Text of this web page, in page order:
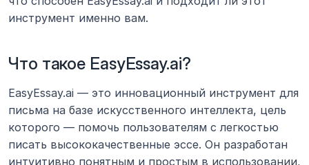
инструмент именно вам.
Что такое EasyEssay.ai?
EasyEssay.ai — это инновационный инструмент для
письма на базе искусственного интеллекта, цель
которого — помочь пользователям с легкостью
писать высококачественные эссе. Он разработан
интуитивно понятным и простым в использовании,